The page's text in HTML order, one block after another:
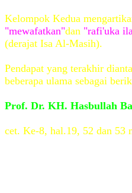
Kelompok Kedua
"mewafatkan"dan "rafi'uka
(derajat Isa Al-Masih).
Pendapat yang terakhir
beberapa ulama sebagai
Prof. Dr. KH. Hasbullah
cet. Ke-8, hal.19, 52 dan 53